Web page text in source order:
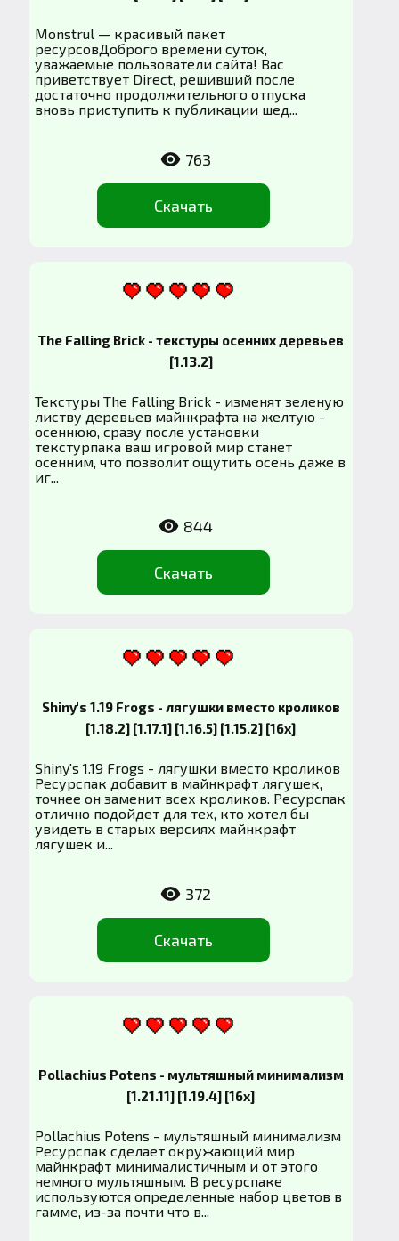
Monstrul — красивый пакет
ресурсовДоброго времени суток,
уважаемые пользователи сайта! Вас
приветствует Direct, решивший после
достаточно продолжительного отпуска
вновь приступить к публикации шед...
Скачать
763
The Falling Brick - текстуры осенних деревьев
[1.13.2]
Текстуры The Falling Brick - изменят зеленую
листву деревьев майнкрафта на желтую -
осеннюю, сразу после установки
текстурпака ваш игровой мир станет
осенним, что позволит ощутить осень даже в
иг...
Скачать
844
Shiny's 1.19 Frogs - лягушки вместо кроликов
[1.18.2] [1.17.1] [1.16.5] [1.15.2] [16x]
Shiny's 1.19 Frogs - лягушки вместо кроликов
Ресурспак добавит в майнкрафт лягушек,
точнее он заменит всех кроликов. Ресурспак
отлично подойдет для тех, кто хотел бы
увидеть в старых версиях майнкрафт
лягушек и...
Скачать
372
Pollachius Potens - мультяшный минимализм
[1.21.11] [1.19.4] [16x]
Pollachius Potens - мультяшный минимализм
Ресурспак сделает окружающий мир
майнкрафт минималистичным и от этого
немного мультяшным. В ресурспаке
используются определенные набор цветов в
гамме, из-за почти что в...